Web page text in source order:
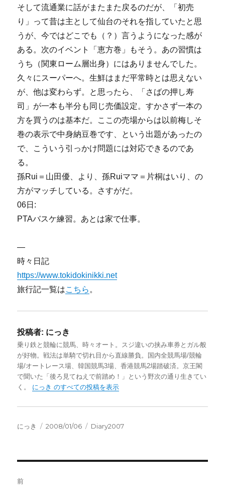
そして流通業に話がまたまた戻るのだが、「初売
り」って昔は主として仙台のそれを指していたと思
うが、今ではどこでも（？）言うようになった感が
ある。次のイベント「恵方巻」もそう。あの習慣は
うち（関東ローム層出身）にはありませんでした。
久々にスーパーへ。生鮮はまだ平常時とは思えない
が、他は変わらず。と思ったら、「さばの押し寿
司」が一本も半分も同じ売価設定。すかさず一本の
方を買うのは基本だ。ここの売場からは以前梅しそ
巻の表示で中身納豆巻です、という出題があったの
で、こういう引っかけ問題には対応できるのであ
る。
孫Rui＝山田優、より、孫Ruiママ＝片桐はいり、の
方がマッチしている。さすがだ。
06日:
PTAバスケ練習。あとは家で仕事。
—
時々日記
https://www.tokidokinikki.net
旅行記一覧はこちら 。
投稿者: にっき
乗り鉄と競輪に競馬、時々オート。スジ違いの挟み車券とガル般
が好物。戦法は単騎で切れ目から直線勝負。国内全競馬場/競輪
場/オートレース場、韓国競馬3場、香港競馬2場踏破済。京王閣
で聞いた「後ろ見てねえで前踏め！」という野次の通り生きてい
く。 にっき のすべての投稿を表示
投
にっき
投
2008/01/06
カ
Diary2007
前